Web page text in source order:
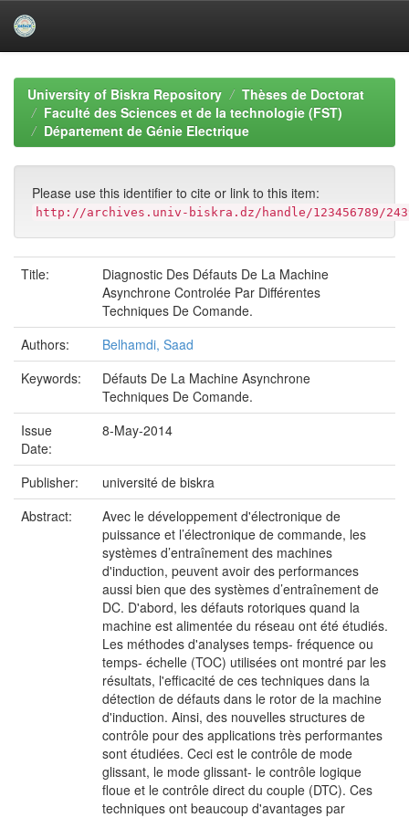
navigationUniversity of Biskra Repository
Thèses de Doctorat
Faculté des Sciences et de la technologie (FST)
Département de Génie Electrique
Please use this identifier to cite or link to this item:
http://archives.univ-biskra.dz/handle/123456789/
Title:
Diagnostic Des Défauts De La Machine
Asynchrone Controlée Par Différentes
Techniques De Comande.
Authors:
Belhamdi, Saad
Keywords:
Défauts De La Machine Asynchrone
Techniques De Comande.
Issue
Date:
8-May-2014
Publisher:
université de biskra
Abstract:
Avec le développement d'électronique de
puissance et l’électronique de commande, les
systèmes d’entraînement des machines
d'induction, peuvent avoir des performances
aussi bien que des systèmes d’entraînement de
DC. D'abord, les défauts rotoriques quand la
machine est alimentée du réseau ont été étudiés.
Les méthodes d'analyses temps- fréquence ou
temps- échelle (TOC) utilisées ont montré par les
résultats, l'efficacité de ces techniques dans la
détection de défauts dans le rotor de la machine
d'induction. Ainsi, des nouvelles structures de
contrôle pour des applications très performantes
sont étudiées. Ceci est le contrôle de mode
glissant, le mode glissant- le contrôle logique
floue et le contrôle direct du couple (DTC). Ces
techniques ont beaucoup d'avantages par